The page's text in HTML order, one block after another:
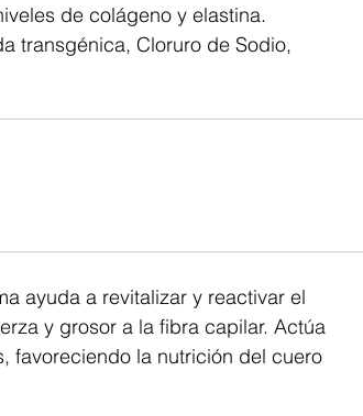
de colágeno y elastina.
transgénica, Cloruro de Sodio,
ayuda a revitalizar y reactivar el
y grosor a la fibra capilar. Actúa
favoreciendo la nutrición del cuero